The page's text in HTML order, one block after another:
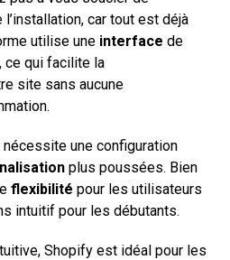
l’installation, car tout est déjà
utilise une interface de
ce qui facilite la
site sans aucune
nécessite une configuration
plus poussées. Bien
flexibilité pour les utilisateurs
intuitif pour les débutants.
Shopify est idéal pour les